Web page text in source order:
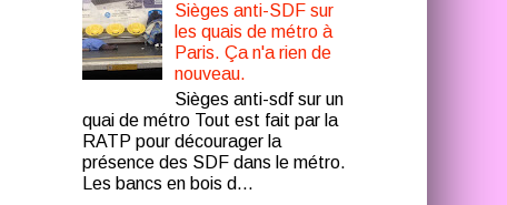
Sièges anti-SDF sur
les quais de métro à
Paris. Ça n'a rien de
nouveau.
Sièges anti-sdf sur un
quai de métro Tout est fait par la
RATP pour décourager la
présence des SDF dans le métro.
Les bancs en bois d...